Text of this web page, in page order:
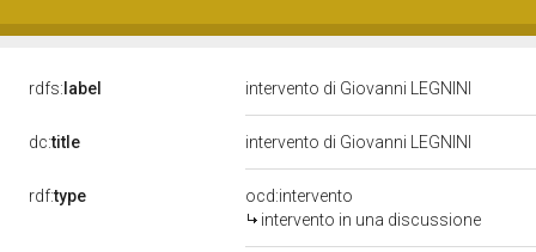
rdfs: label intervento di Giovanni LEGNINI
dc:title intervento di Giovanni LEGNINI
rdf:type
ocd:intervento
intervento in una discussione